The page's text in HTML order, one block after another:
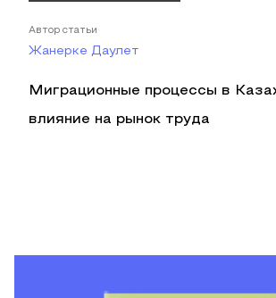
Автор статьи
Жанерке Даулет
Миграционные процессы в
влияние на рынок труда